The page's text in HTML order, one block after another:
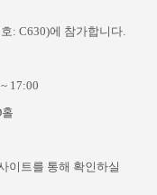
: C630)에 참가합니다.
17:00
홀
이트를 통해 확인하실